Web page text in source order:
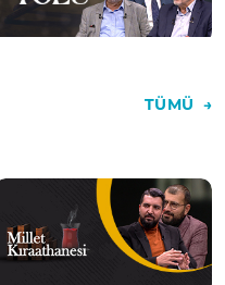
TÜMÜ